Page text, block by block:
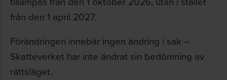
från den 1 april 2027.
Förändringen innebär ingen ändring i sak –
Skatteverket har inte ändrat sin bedömning av
rättsläget.